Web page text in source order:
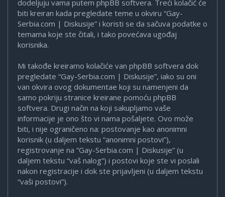
dodeljuju vama putem phpBB softvera. Treći kolačić će
biti kreiran kada pregledate teme u okviru “Gay-
Serbia.com | Diskusije” i koristi se da sačuva podatke o
temama koje ste čitali, i tako povećava ugođaj
korisnika.
Mi takođe kreiramo kolačiće van phpBB softvera dok
pregledate “Gay-Serbia.com | Diskusije”, iako su oni
van okvira ovog dokumentae koji su namenjeni da
samo pokriju stranice kreirane pomoću phpBB
softvera. Drugi način na koji sakupljamo vaše
informacije je ono što vi nama pošaljete. Ovo može
biti, i nije ograničeno na: postovanje kao anonimni
korisnik (u daljem tekstu “anonimni postovi”),
registrovanje na “Gay-Serbia.com | Diskusije” (u
daljem tekstu “vaš nalog”) i postovi koje ste vi poslali
nakon registracije i dok ste prijavljeni (u daljem tekstu
“vaši postovi”).